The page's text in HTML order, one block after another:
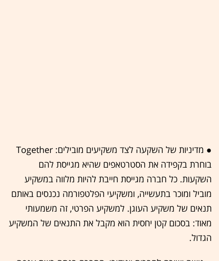
● מדיניות של השקעה לצד משקיעים מובילים: Together
בוחרת בקפידה את הסטרטאפים שהיא מגייסת להם
השקעות. כל חברה מגייסת חייבת להיות מלווה במשקיע
מוביל ומוכר בתעשייה, ומשקיעי הפלטפורמה נכנסים באותם
תנאים של משקיע העוגן. למשקיע הפרטי, זה משמעותי
מאוד: בסכום קטן יחסית הוא מקבל את התנאים של המשקיע
הגדול.